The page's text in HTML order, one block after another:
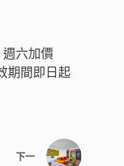
六加價
期間即日起
下一